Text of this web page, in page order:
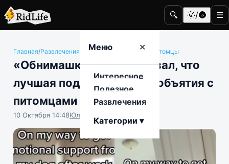
🔍 🌞/🌚 ☰
Меню ✕
Интересное
Полезное
Развлечения
Категории ▾
Главная/Развлечения Животные и домашние питомцы
«Обнимашки!»: пес доказал, что
лучшая поддержка – это объятия с
питомцами
10 Октября 14:48Юлия Крофто